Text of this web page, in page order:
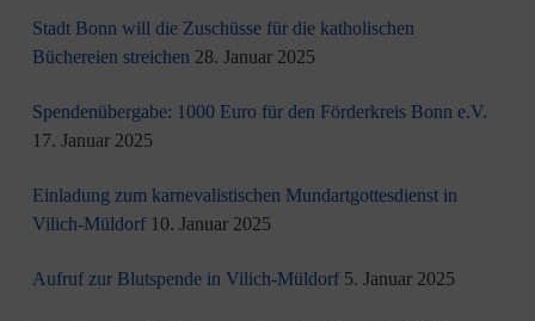
Stadt Bonn will die Zuschüsse für die katholischen
Büchereien streichen 28. Januar 2025
Spendenübergabe: 1000 Euro für den Förderkreis Bonn e.V.
17. Januar 2025
Einladung zum karnevalistischen Mundartgottesdienst in
Vilich-Müldorf 10. Januar 2025
Aufruf zur Blutspende in Vilich-Müldorf 5. Januar 2025